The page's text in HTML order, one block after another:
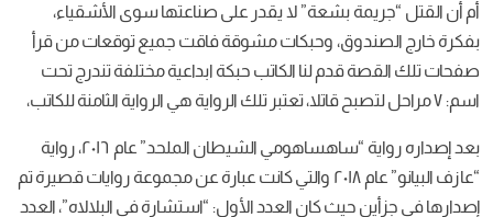
أم أن القتل “جريمة بشعة” لا يقدر على صناعتها سوى الأشقياء،
بفكرة خارج الصندوق، وحبكات مشوقة فاقت جميع توقعات من قرأ
صفحات تلك القصة قدم لنا الكاتب حبكة ابداعية مختلفة تندرج تحت
اسم: ٧ مراحل لتصبح قاتلا، تعتبر تلك الرواية هي الرواية الثامنة للكاتب،
بعد إصداره رواية “ساهساهومي الشيطان الملحد” عام ٢٠١٦، رواية
“عازف البيانو” عام ٢٠١٨ والتي كانت عبارة عن مجموعة روايات قصيرة تم
إصدارها في جزأين حيث كان العدد الأول: “استشارة في البلالاه”، العدد